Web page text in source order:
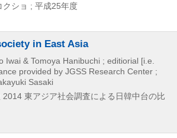
クショ ; 平成25年度
in East Asia
Iwai & Tomoya Hanibuchi ; editiorial [i.e.
provided by JGSS Research Center ;
Sasaki
2014 東アジア社会調査による日韓中台の比